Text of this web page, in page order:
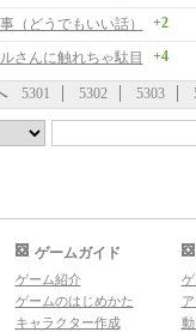
（どうでもいい話） +2
さんに触れちゃ駄目 +4
5301 5302 5303
ゲームガイド
ゲーム紹介
ゲームのはじめかた
キャラクター作成